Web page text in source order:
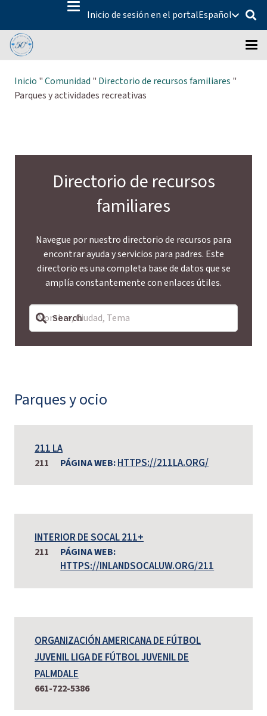
Inicio de sesión en el portalEspañol
Inicio "Comunidad " Directorio de recursos familiares "
Parques y actividades recreativas
Directorio de recursos
familiares
Navegue por nuestro directorio de recursos para
encontrar ayuda y servicios para padres. Este
directorio es una completa base de datos que se
amplía constantemente con enlaces útiles.
Parques y ocio
211 LA
211 PÁGINA WEB:HTTPS://211LA.ORG/
INTERIOR DE SOCAL 211+
211 PÁGINA WEB:
HTTPS://INLANDSOCALUW.ORG/211
ORGANIZACIÓN AMERICANA DE FÚTBOL
JUVENIL LIGA DE FÚTBOL JUVENIL DE
PALMDALE
661-722-5386